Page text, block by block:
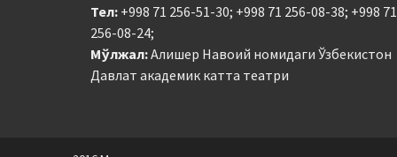
Тел: +998 71 256-51-30; +998 71 256-08-38; +998 71
256-08-24;
Мўлжал:Алишер Навоий номидаги Ўзбекистон
Давлат академик катта театри